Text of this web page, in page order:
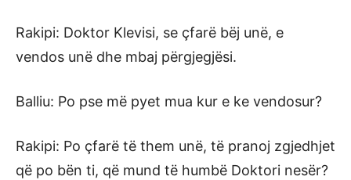
Rakipi: Doktor Klevisi, se çfarë bëj unë, e
vendos unë dhe mbaj përgjegjësi.
Balliu: Po pse më pyet mua kur e ke vendosur?
Rakipi: Po çfarë të them unë, të pranoj zgjedhjet
që po bën ti, që mund të humbë Doktori nesër?